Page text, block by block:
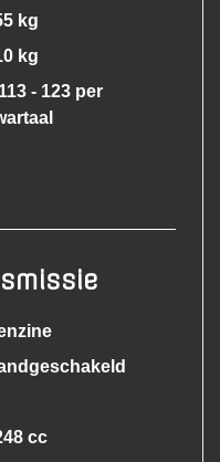
kg
kg
- 123 per
cc